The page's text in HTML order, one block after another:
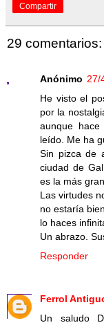
Compartir
29 comentarios:
Anónimo 27/
He visto el
por la
aunque
leído. Me ha
Sin pizca de
ciudad de
es la más
Las virtudes
no estaría
lo haces
Un abrazo.
Responder
Ferrol
Un saludo